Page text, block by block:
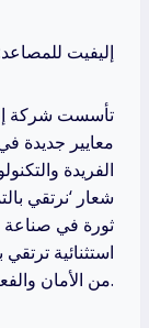
إليفيت
تأسست شركة
معايير جديدة
الفريدة
شعار ‘نرتقي
ثورة في
استثنائية
من الأمان والفعالية والتصميم الراقي.